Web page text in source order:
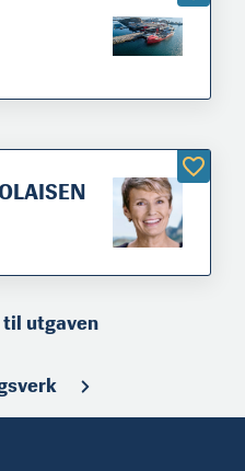
til utgaven